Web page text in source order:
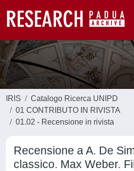
IRIS
Catalogo Ricerca UNIPD
01 CONTRIBUTO IN RIVISTA
01.02 - Recensione in rivista
Recensione a A. De
classico. Max Weber.